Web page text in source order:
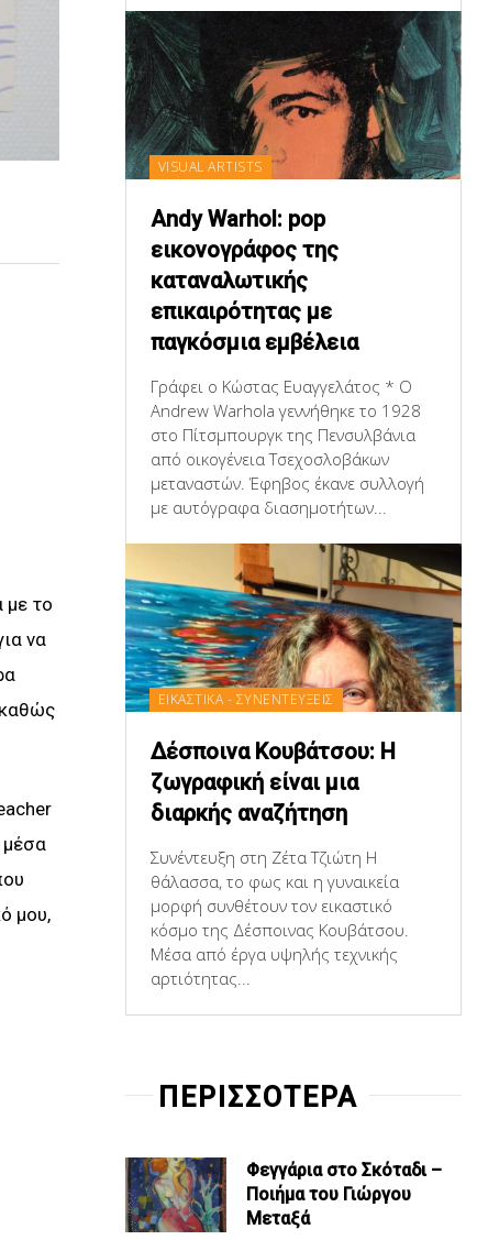
με το
να
καθώς
μέσα
μου,
VISUAL ARTISTS
Andy Warhol: pop
εικονογράφος της
καταναλωτικής
επικαιρότητας με
παγκόσμια εμβέλεια
Γράφει ο Κώστας Ευαγγελάτος * Ο
Andrew Warhola γεννήθηκε το 1928
στο Πίτσμπουργκ της Πενσυλβάνια
από οικογένεια Τσεχοσλοβάκων
μεταναστών. Έφηβος έκανε συλλογή
με αυτόγραφα διασημοτήτων...
ΕΙΚΑΣΤΙΚΑ - ΣΥΝΕΝΤΕΥΞΕΙΣ
Δέσποινα Κουβάτσου: Η
ζωγραφική είναι μια
διαρκής αναζήτηση
Συνέντευξη στη Ζέτα Τζιώτη Η
θάλασσα, το φως και η γυναικεία
μορφή συνθέτουν τον εικαστικό
κόσμο της Δέσποινας Κουβάτσου.
Μέσα από έργα υψηλής τεχνικής
αρτιότητας...
ΠΕΡΙΣΣΟΤΕΡΑ
Φεγγάρια στο Σκόταδι –
Ποιήμα του Γιώργου
Μεταξά